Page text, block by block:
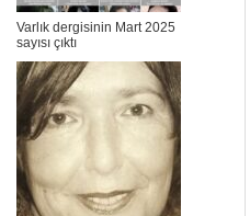
Varlık dergisinin Mart 2025
sayısı çıktı